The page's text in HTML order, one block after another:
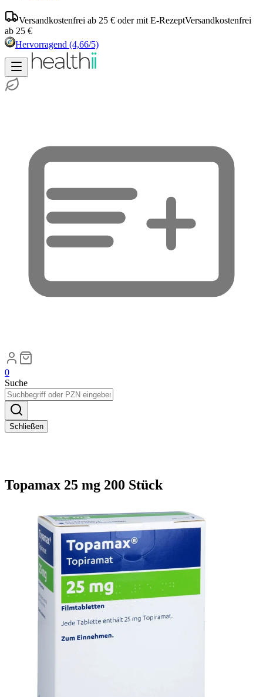
Versandkostenfrei ab 25 € oder mit E-RezeptVersandkostenfrei
ab 25 €
Hervorragend (4,66/5)
0
Suche
Schließen
Topamax 25 mg 200 Stück